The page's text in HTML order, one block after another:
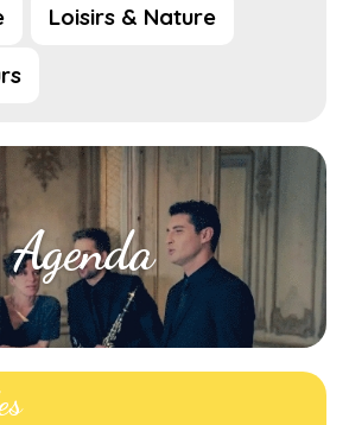
Loisirs & Nature
Agenda